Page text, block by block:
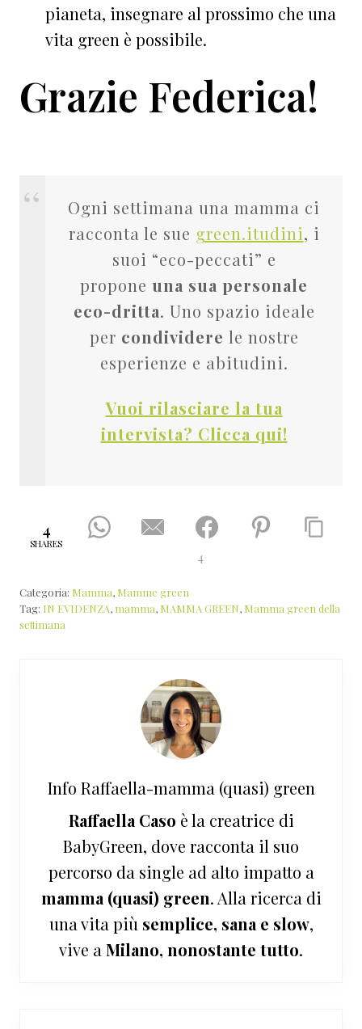
pianeta, insegnare al prossimo che una
vita green è possibile.
Grazie Federica!
Ogni settimana una mamma ci
racconta le sue green.itudini, i
suoi “eco-peccati” e
propone una sua personale
eco-dritta. Uno spazio ideale
per condividere le nostre
esperienze e abitudini.
Vuoi rilasciare la tua
intervista? Clicca qui!
4
SHARES
4
Categoria: Mamma, Mamme green
Tag: IN EVIDENZA, mamma, MAMMA GREEN, Mamma green della
settimana
Info Raffaella-mamma (quasi) green
Raffaella Caso è la creatrice di
BabyGreen, dove racconta il suo
percorso da single ad alto impatto a
mamma (quasi) green. Alla ricerca di
una vita più semplice, sana e slow,
vive a Milano, nonostante tutto.